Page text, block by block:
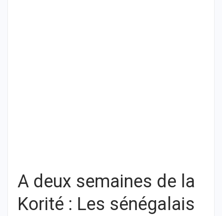
A deux semaines de la
Korité : Les sénégalais